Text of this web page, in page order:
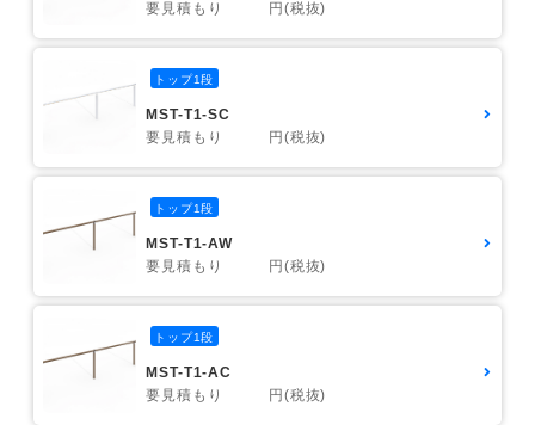
要見積もり 円(税抜)
トップ1段
MST-T1-SC
要見積もり 円(税抜)
トップ1段
MST-T1-AW
要見積もり 円(税抜)
トップ1段
MST-T1-AC
要見積もり 円(税抜)